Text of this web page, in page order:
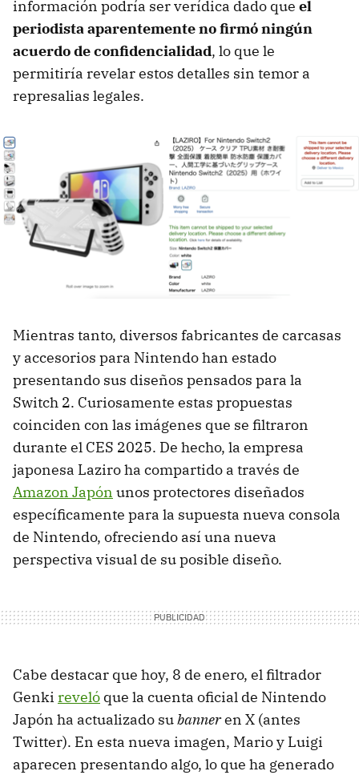
información podría ser verídica dado que el
periodista aparentemente no firmó ningún
acuerdo de confidencialidad, lo que le
permitiría revelar estos detalles sin temor a
represalias legales.
Mientras tanto, diversos fabricantes de carcasas
y accesorios para Nintendo han estado
presentando sus diseños pensados para la
Switch 2. Curiosamente estas propuestas
coinciden con las imágenes que se filtraron
durante el CES 2025. De hecho, la empresa
japonesa Laziro ha compartido a través de
Amazon Japón unos protectores diseñados
específicamente para la supuesta nueva consola
de Nintendo, ofreciendo así una nueva
perspectiva visual de su posible diseño.
Cabe destacar que hoy, 8 de enero, el filtrador
Genki reveló que la cuenta oficial de Nintendo
Japón ha actualizado subanneren X (antes
Twitter). En esta nueva imagen, Mario y Luigi
aparecen presentando algo, lo que ha generado